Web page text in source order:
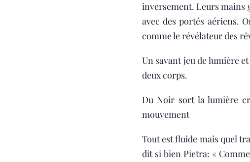
inversement. Leurs mains
avec des portés aériens.
comme le révélateur des
Un savant jeu de lumière
deux corps.
Du Noir sort la lumière
mouvement
Tout est fluide mais quel
dit si bien Pietra: «